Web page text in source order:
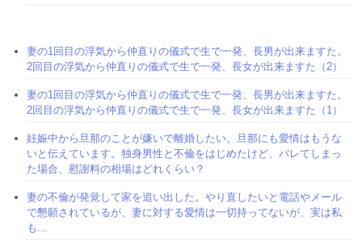
妻の1回目の浮気から仲直りの儀式で生で一発、長男が出来ますた。
2回目の浮気から仲直りの儀式で生で一発、長女が出来ますた（2）
妻の1回目の浮気から仲直りの儀式で生で一発、長男が出来ますた。
2回目の浮気から仲直りの儀式で生で一発、長女が出来ますた（1）
妊娠中から旦那のことが嫌いで離婚したい。旦那にも愛情はもうな
いと伝えています。独身男性と不倫をはじめたけど、バレてしまっ
た場合、慰謝料の相場はどれくらい？
妻の不倫が発覚して家を追い出した。やり直したいと電話やメール
で懇願されているが、妻に対する愛情は一切持ってないが、実は私
も...